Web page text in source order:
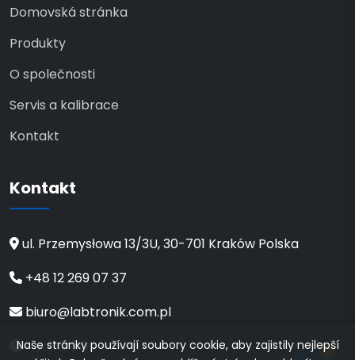
0
Domovská stránka
Produkty
O společnosti
Servis a kalibrace
Kontakt
Kontakt
ul. Przemysłowa 13/3U, 30-701 Kraków Polska
+48 12 269 07 37
biuro@labtronik.com.pl
Po–Pá: 8:00–16:00
Naše stránky používají soubory cookie, aby zajistily nejlepší